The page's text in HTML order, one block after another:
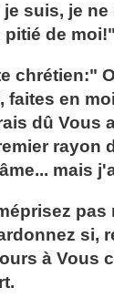
suis, je
pitié de moi!"
chrétien:"
faites en
dû Vous
rayon
mais
pas
si,
à Vous